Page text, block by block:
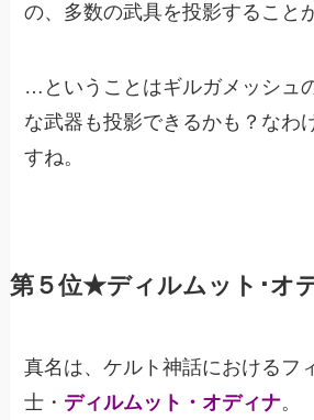
の、多数の武具を投影すること
…ということはギルガメッシュ
な武器も投影できるかも？な
すね。
第５位★ディルムット･オ
真名は、ケルト神話におけるフ
士・ ディルムット・オディナ。